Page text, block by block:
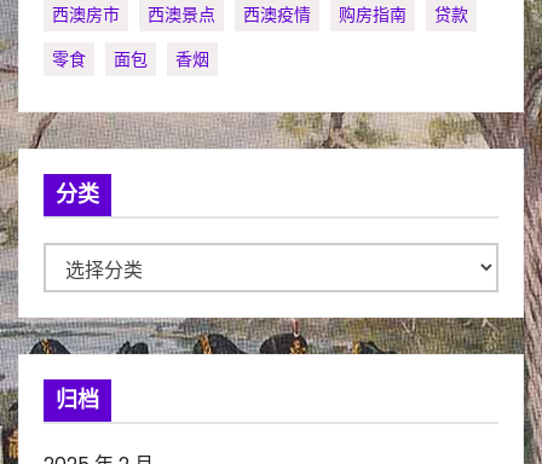
西澳房市
西澳景点 西澳疫情 购房指南
贷款
零食
面包 香烟
分类
类
归档